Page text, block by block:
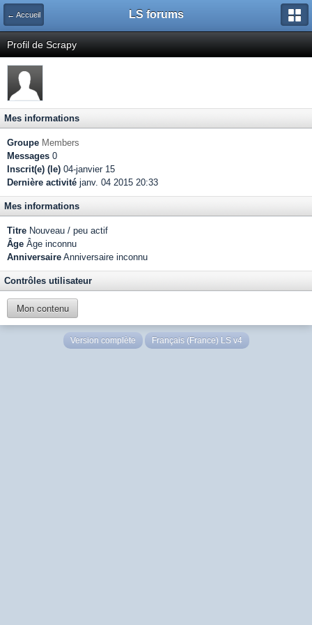
← Accueil LS forums
Profil de Scrapy
Mes informations
Groupe Members
Messages 0
Inscrit(e) (le) 04-janvier 15
Dernière activité janv. 04 2015 20:33
Mes informations
Titre Nouveau / peu actif
Âge Âge inconnu
Anniversaire Anniversaire inconnu
Contrôles utilisateur
Mon contenu
Version complète Français (France) LS v4